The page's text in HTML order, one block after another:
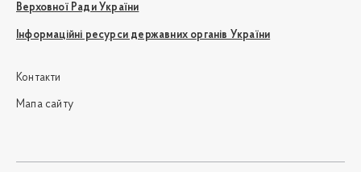
Верховної Ради України
Інформаційні ресурси державних органів України
Контакти
Мапа сайту